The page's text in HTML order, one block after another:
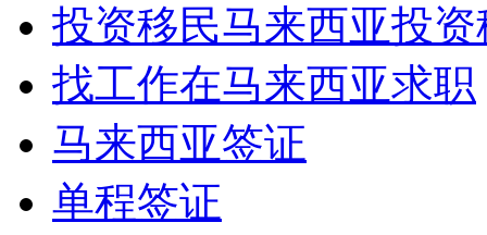
投资移民马来西亚投资
找工作在马来西亚求职
马来西亚签证
单程签证